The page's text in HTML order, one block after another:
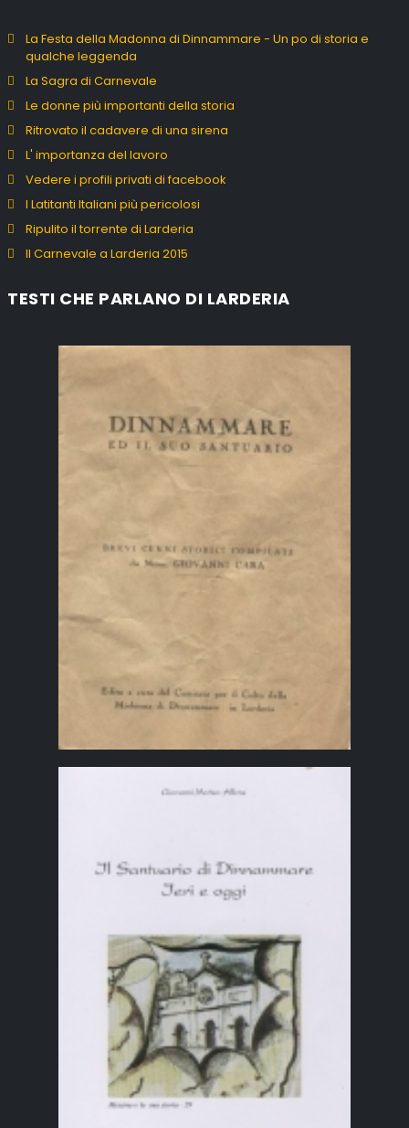
La Festa della Madonna di Dinnammare - Un po di storia e
qualche leggenda
La Sagra di Carnevale
Le donne più importanti della storia
Ritrovato il cadavere di una sirena
L' importanza del lavoro
Vedere i profili privati di facebook
I Latitanti Italiani più pericolosi
Ripulito il torrente di Larderia
Il Carnevale a Larderia 2015
TESTI CHE PARLANO DI LARDERIA